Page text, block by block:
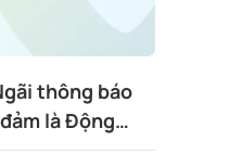
thông báo
là Động